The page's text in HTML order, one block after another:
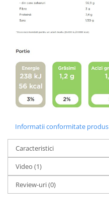
Informatii conformitate produs
Caracteristici
Video (1)
Review-uri(0)